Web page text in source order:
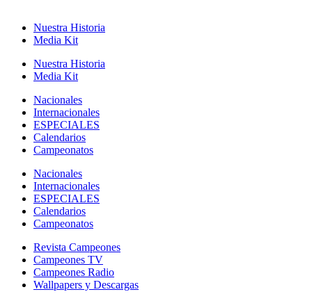
Nuestra Historia
Media Kit
Nuestra Historia
Media Kit
Nacionales
Internacionales
ESPECIALES
Calendarios
Campeonatos
Nacionales
Internacionales
ESPECIALES
Calendarios
Campeonatos
Revista Campeones
Campeones TV
Campeones Radio
Wallpapers y Descargas